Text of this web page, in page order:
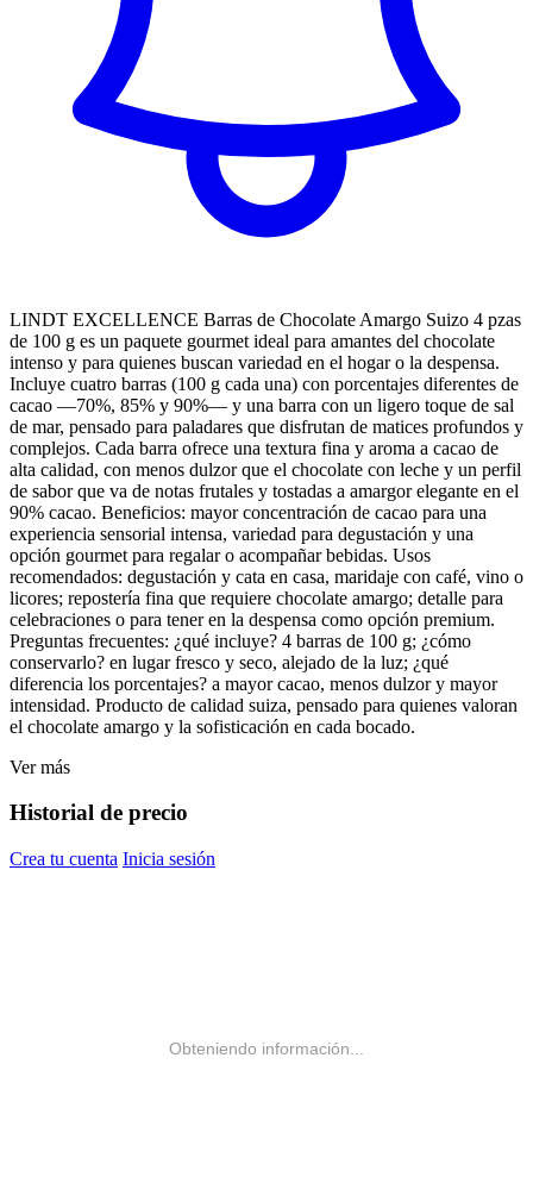
LINDT EXCELLENCE Barras de Chocolate Amargo Suizo 4 pzas
de 100 g es un paquete gourmet ideal para amantes del chocolate
intenso y para quienes buscan variedad en el hogar o la despensa.
Incluye cuatro barras (100 g cada una) con porcentajes diferentes de
cacao —70%, 85% y 90%— y una barra con un ligero toque de sal
de mar, pensado para paladares que disfrutan de matices profundos y
complejos. Cada barra ofrece una textura fina y aroma a cacao de
alta calidad, con menos dulzor que el chocolate con leche y un perfil
de sabor que va de notas frutales y tostadas a amargor elegante en el
90% cacao. Beneficios: mayor concentración de cacao para una
experiencia sensorial intensa, variedad para degustación y una
opción gourmet para regalar o acompañar bebidas. Usos
recomendados: degustación y cata en casa, maridaje con café, vino o
licores; repostería fina que requiere chocolate amargo; detalle para
celebraciones o para tener en la despensa como opción premium.
Preguntas frecuentes: ¿qué incluye? 4 barras de 100 g; ¿cómo
conservarlo? en lugar fresco y seco, alejado de la luz; ¿qué
diferencia los porcentajes? a mayor cacao, menos dulzor y mayor
intensidad. Producto de calidad suiza, pensado para quienes valoran
el chocolate amargo y la sofisticación en cada bocado.
Ver más
Historial de precio
Crea tu cuenta Inicia sesión
Obteniendo información...